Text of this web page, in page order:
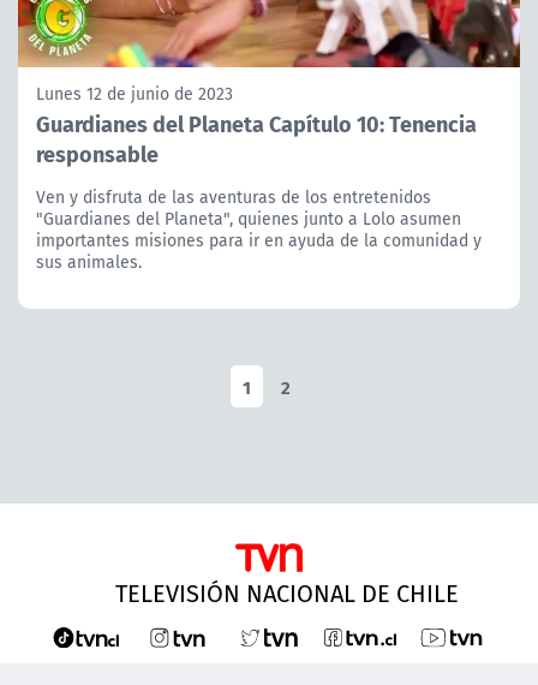
Lunes 12 de junio de 2023
Guardianes del Planeta Capítulo 10: Tenencia
responsable
Ven y disfruta de las aventuras de los entretenidos
"Guardianes del Planeta", quienes junto a Lolo asumen
importantes misiones para ir en ayuda de la comunidad y
sus animales.
1 2
TELEVISIÓN NACIONAL DE CHILE